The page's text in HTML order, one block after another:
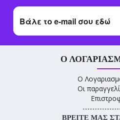
Ο
Ο
Οι
ΒΡΕΊΤΕ ΜΑΣ